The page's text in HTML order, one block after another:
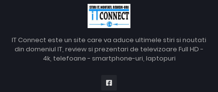
IT Connect este un site care va aduce ultimele stiri si noutati
din domeniul IT, review si prezentari de televizoare Full HD -
4k, telefoane - smartphone-uri, laptopuri